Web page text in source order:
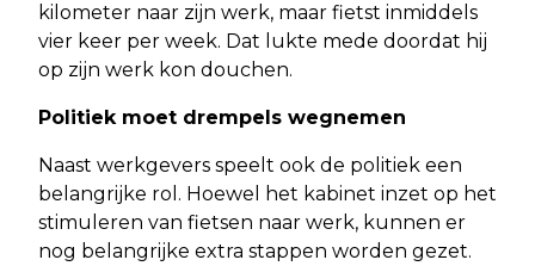
kilometer naar zijn werk, maar fietst inmiddels
vier keer per week. Dat lukte mede doordat hij
op zijn werk kon douchen.
Politiek moet drempels wegnemen
Naast werkgevers speelt ook de politiek een
belangrijke rol. Hoewel het kabinet inzet op het
stimuleren van fietsen naar werk, kunnen er
nog belangrijke extra stappen worden gezet.